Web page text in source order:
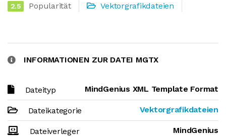
2.5 Popularität Vektorgrafikdateien
INFORMATIONEN ZUR DATEI MGTX
Dateityp MindGenius XML Template Format
Dateikategorie Vektorgrafikdateien
Dateiverleger MindGenius